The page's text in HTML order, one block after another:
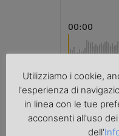
Cronaca
Utilizziamo i cookie,
l'esperienza di
in linea con le tue
acconsenti all'uso
dell'